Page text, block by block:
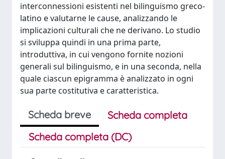
interconnessioni esistenti nel bilinguismo greco-
latino e valutarne le cause, analizzando le
implicazioni culturali che ne derivano. Lo studio
si sviluppa quindi in una prima parte,
introduttiva, in cui vengono fornite nozioni
generali sul bilinguismo, e in una seconda, nella
quale ciascun epigramma è analizzato in ogni
sua parte costitutiva e caratteristica.
Scheda breve
Scheda completa
Scheda completa (DC)